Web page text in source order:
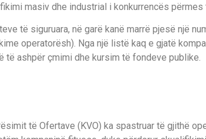
masiv dhe industrial i konkurrencës
të siguruara, në garë kanë marrë pjesë një
operatorësh). Nga një listë kaq e gjatë
të ashpër çmimi dhe kursim të fondeve publike.
të Ofertave (KVO) ka spastruar të gjithë